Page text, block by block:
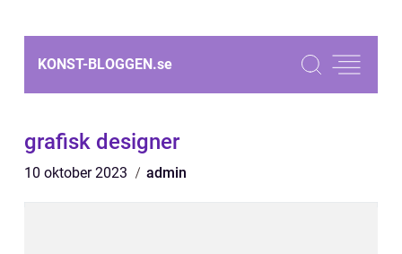
KONST-BLOGGEN.se
grafisk designer
10 oktober 2023 admin